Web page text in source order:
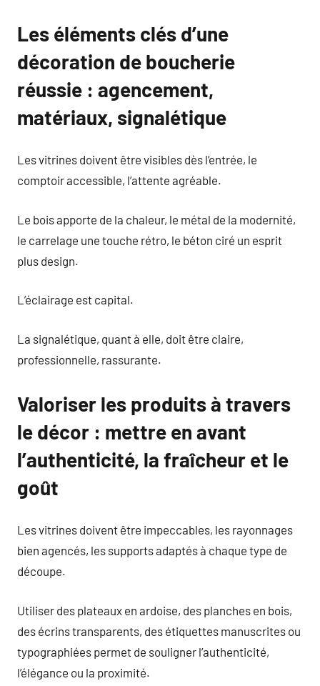
Les éléments clés d’une
décoration de boucherie
réussie : agencement,
matériaux, signalétique
Les vitrines doivent être visibles dès l’entrée, le
comptoir accessible, l’attente agréable.
Le bois apporte de la chaleur, le métal de la modernité,
le carrelage une touche rétro, le béton ciré un esprit
plus design.
L’éclairage est capital.
La signalétique, quant à elle, doit être claire,
professionnelle, rassurante.
Valoriser les produits à travers
le décor : mettre en avant
l’authenticité, la fraîcheur et le
goût
Les vitrines doivent être impeccables, les rayonnages
bien agencés, les supports adaptés à chaque type de
découpe.
Utiliser des plateaux en ardoise, des planches en bois,
des écrins transparents, des étiquettes manuscrites ou
typographiées permet de souligner l’authenticité,
l’élégance ou la proximité.